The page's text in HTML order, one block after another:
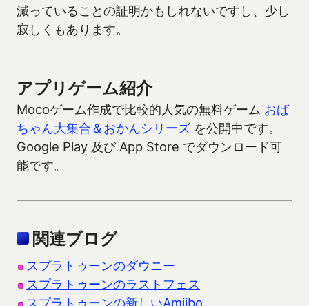
減っていることの証明かもしれないですし、少し
寂しくもあります。
アプリゲーム紹介
Mocoゲーム作成で比較的人気の無料ゲーム おば
ちゃん大集合＆おかんシリーズ を公開中です。
Google Play 及び App Store でダウンロード可
能です。
関連ブログ
スプラトゥーンのダウニー
スプラトゥーンのラストフェス
スプラトゥーンの新しいAmiibo